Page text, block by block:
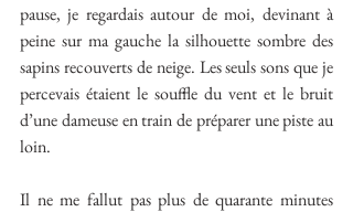
pause, je regardais autour de moi, devinant à
peine sur ma gauche la silhouette sombre des
sapins recouverts de neige. Les seuls sons que je
percevais étaient le souffle du vent et le bruit
d’une dameuse en train de préparer une piste au
loin.
Il ne me fallut pas plus de quarante minutes